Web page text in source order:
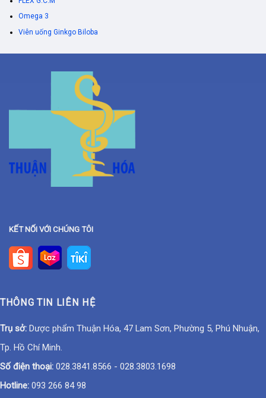
Omega 3
Viên uống Ginkgo Biloba
KẾT NỐI VỚI CHÚNG TÔI
THÔNG TIN LIÊN HỆ
Trụ sở: Dược phẩm Thuận Hóa, 47 Lam Sơn, Phường 5, Phú Nhuận,
Tp. Hồ Chí Minh.
Số điện thoại: 028.3841.8566 - 028.3803.1698
Hotline: 093 266 84 98